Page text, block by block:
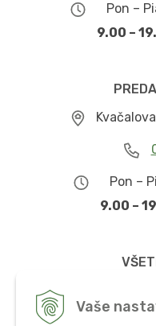
Vaše
Pon –
9.00 –
Kvačalova
Pon –
9.00 –